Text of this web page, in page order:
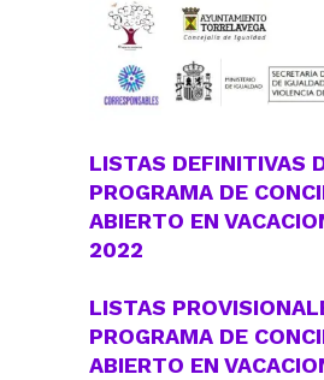
LISTAS DEFINITIVAS
PROGRAMA DE
ABIERTO EN
2022
LISTAS
PROGRAMA DE
ABIERTO EN